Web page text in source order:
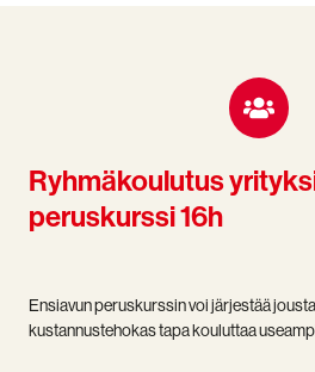
Ryhmäkoulutus
peruskurssi 16h
Ensiavun peruskurssin voi järjestää
kustannustehokas tapa kouluttaa